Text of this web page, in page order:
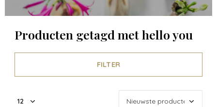
Producten getagd met hello you
FILTER